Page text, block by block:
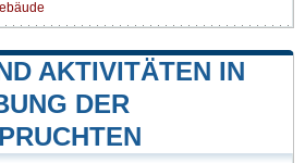
AKTIVITÄTEN IN
DER